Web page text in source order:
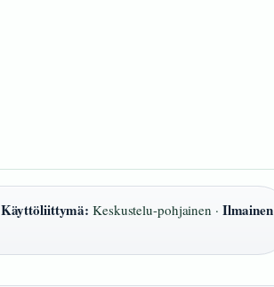
Käyttöliittymä: Keskustelu-pohjainen · Ilmainen